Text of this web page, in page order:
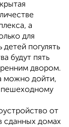
а
для
погулять
будут пять
двором.
можно дойти,
пешеходному
от
сданных домах